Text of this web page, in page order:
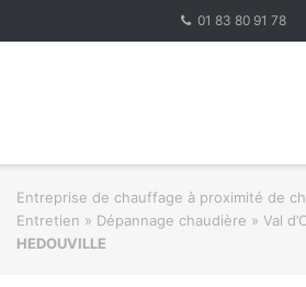
01 83 80 91 78
Entreprise de chauffage à proximité de
Entretien » Dépannage chaudière » Val
HEDOUVILLE